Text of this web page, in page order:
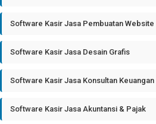
Software Kasir Jasa Pembuatan Website
Software Kasir Jasa Desain Grafis
Software Kasir Jasa Konsultan Keuangan
Software Kasir Jasa Akuntansi & Pajak